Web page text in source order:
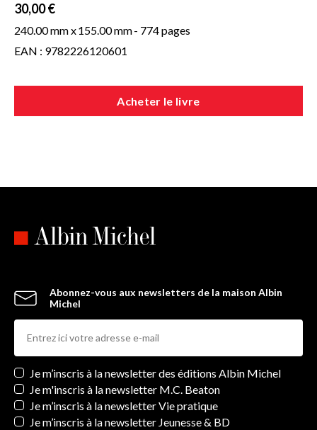
30,00 €
240.00 mm x155.00 mm- 774 pages
EAN : 9782226120601
Acheter le livre
Abonnez-vous aux newsletters de la maison Albin
Michel
Newsletters
Je m’inscris à la newsletter des éditions Albin Michel
Je m'inscris à la newsletter M.C. Beaton
Je m’inscris à la newsletter Vie pratique
Je m’inscris à la newsletter Jeunesse & BD